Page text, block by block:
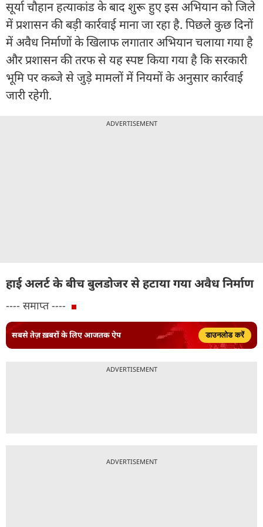
सूर्या चौहान हत्याकांड के बाद शुरू हुए इस अभियान को जिले
में प्रशासन की बड़ी कार्रवाई माना जा रहा है. पिछले कुछ दिनों
में अवैध निर्माणों के खिलाफ लगातार अभियान चलाया गया है
और प्रशासन की तरफ से यह स्पष्ट किया गया है कि सरकारी
भूमि पर कब्जे से जुड़े मामलों में नियमों के अनुसार कार्रवाई
जारी रहेगी.
ADVERTISEMENT
हाई अलर्ट के बीच बुलडोजर से हटाया गया अवैध निर्माण
---- समाप्त ----
सबसे तेज़ ख़बरों के लिए आजतक ऐप डाउनलोड करें
ADVERTISEMENT
ADVERTISEMENT